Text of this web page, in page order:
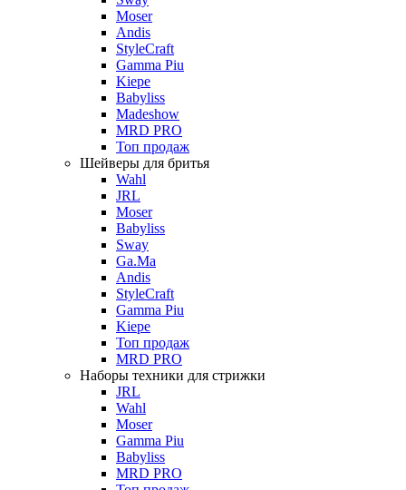
Moser
Andis
StyleCraft
Gamma Piu
Kiepe
Babyliss
Madeshow
MRD PRO
Топ продаж
Шейверы для бритья
Wahl
JRL
Moser
Babyliss
Sway
Ga.Ma
Andis
StyleCraft
Gamma Piu
Kiepe
Топ продаж
MRD PRO
Наборы техники для стрижки
JRL
Wahl
Moser
Gamma Piu
Babyliss
MRD PRO